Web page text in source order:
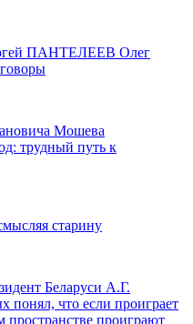
ПАНТЕЛЕЕВ Олег
Мошева
трудный путь к
старину
Беларуси А.Г.
понял, что если проиграет
пространстве проиграют